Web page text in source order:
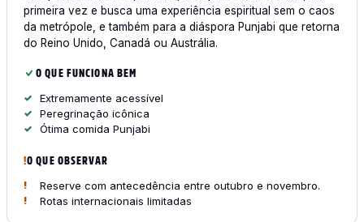
primeira vez e busca uma experiência espiritual sem o caos
da metrópole, e também para a diáspora Punjabi que retorna
do Reino Unido, Canadá ou Austrália.
O QUE FUNCIONA BEM
Extremamente acessível
Peregrinação icônica
Ótima comida Punjabi
O QUE OBSERVAR
Reserve com antecedência entre outubro e novembro.
Rotas internacionais limitadas